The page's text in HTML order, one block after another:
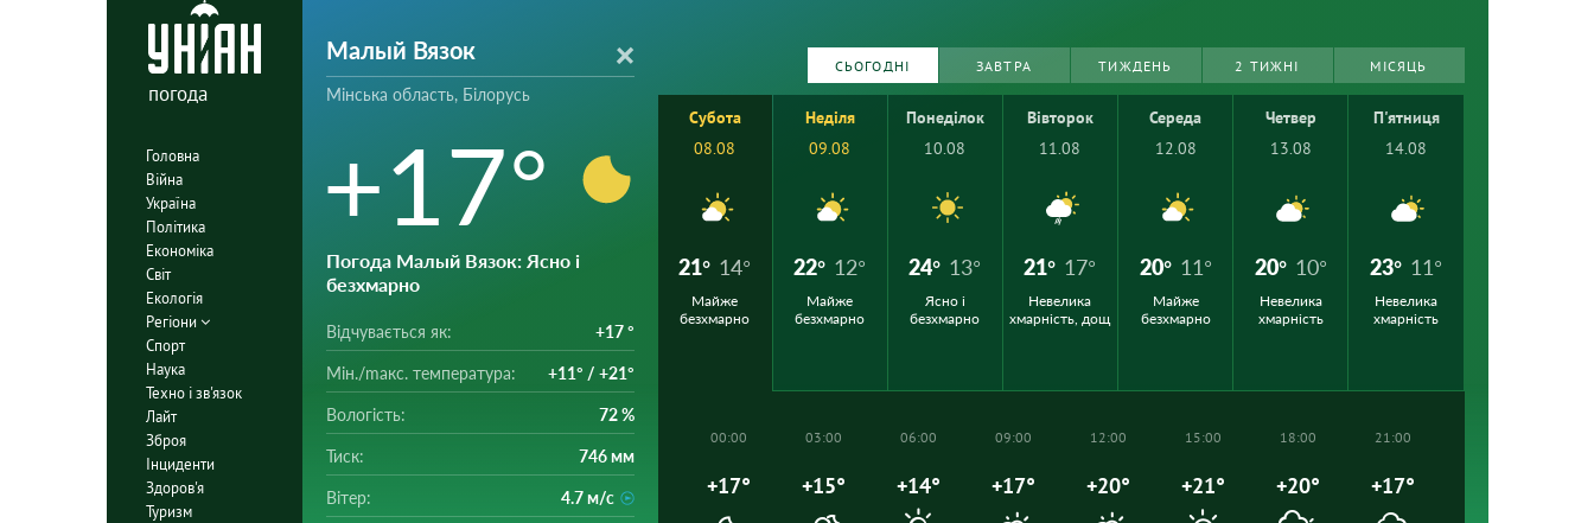
погода
Головна
Війна
Україна
Політика
Економіка
Світ
Екологія
Регіони
Спорт
Наука
Техно і зв'язок
Лайт
Зброя
Інциденти
Здоров'я
Туризм
Малый Вязок
Мінська область, Білорусь
+17°
Погода Малый Вязок: Ясно і
безхмарно
Відчувається як: +17 °
Мін./mакс. температура: +11° / +21°
Вологість: 72 %
Тиск: 746 мм
Вітер: 4.7 м/с
СЬОГОДНІ ЗАВТРА ТИЖДЕНЬ 2 ТИЖНІ МІСЯЦЬ
Субота
08.08
21° 14°
Майже
безхмарно
Неділя
09.08
22° 12°
Майже
безхмарно
Понеділок
10.08
24° 13°
Ясно і
безхмарно
Вівторок
11.08
21° 17°
Невелика
хмарність, дощ
Середа
12.08
20° 11°
Майже
безхмарно
Четвер
13.08
20° 10°
Невелика
хмарність
П'ятниця
14.08
23° 11°
Невелика
хмарність
00:00
+17°
03:00
+15°
06:00
+14°
09:00
+17°
12:00
+20°
15:00
+21°
18:00
+20°
21:00
+17°